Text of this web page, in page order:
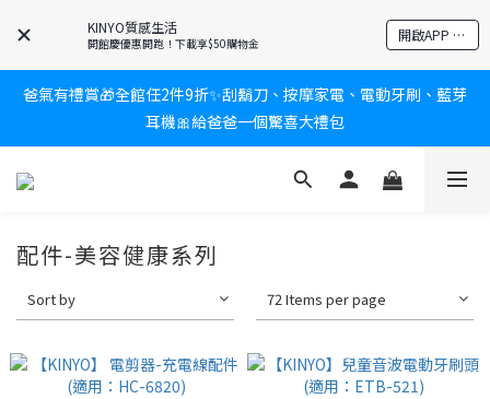
KINYO質感生活
開館慶優惠開跑！下載享$50購物金 開啟APP 享隱藏優惠
新會員送$100購物金✨再享消費回饋無極限
爸氣有禮賞🎁全館任2件9折✨刮鬍刀、按摩家電、電動牙刷、藍芽
耳機🎀給爸爸一個驚喜大禮包
炎熱夏日救星☀️秒凍扇登場💙半導體製冷 x 微米級冰霧，一秒開
配件-美容健康系列
Sort by 72 Items per page